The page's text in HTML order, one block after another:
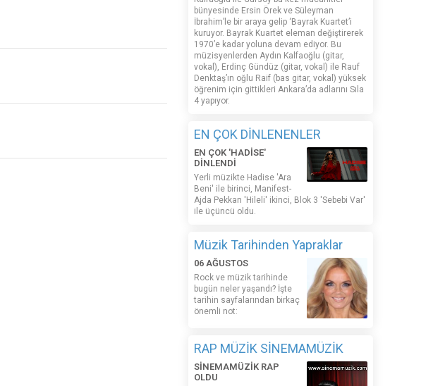
bünyesinde Ersin Örek ve Süleyman
İbrahim’le bir araya gelip ‘Bayrak Kuartet’i
kuruyor. Bayrak Kuartet eleman değiştirerek
1970’e kadar yoluna devam ediyor. Bu
müzisyenlerden Aydın Kalfaoğlu (gitar,
vokal), Erdinç Gündüz (gitar, vokal) ile Rauf
Denktaş’ın oğlu Raif (bas gitar, vokal) yüksek
öğrenim için gittikleri Ankara’da adlarını Sıla
4 yapıyor.
EN ÇOK DİNLENENLER
EN ÇOK 'HADİSE'
DİNLENDİ
Yerli müzikte Hadise 'Ara
Beni' ile birinci, Manifest-
Ajda Pekkan 'Hileli' ikinci, Blok 3 'Sebebi Var'
ile üçüncü oldu.
Müzik Tarihinden Yapraklar
06 AĞUSTOS
Rock ve müzik tarihinde
bugün neler yaşandı? İşte
tarihin sayfalarından birkaç
önemli not:
RAP MÜZİK SİNEMAMÜZİK
SİNEMAMÜZİK RAP
OLDU